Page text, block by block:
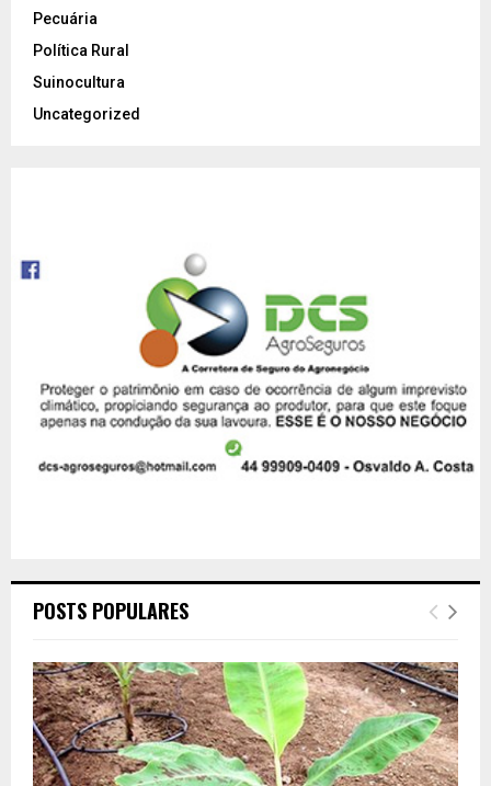
Pecuária
Política Rural
Suinocultura
Uncategorized
POSTS POPULARES